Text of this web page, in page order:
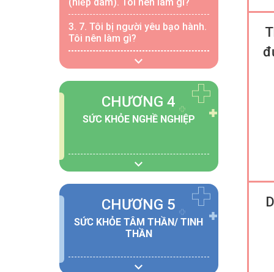
3. 7. Tôi bị người yêu bạo hành.
Tôi nên làm gì?
CHƯƠNG 4
SỨC KHỎE NGHỀ NGHIỆP
CHƯƠNG 5
SỨC KHỎE TÂM THẦN/ TINH
THẦN